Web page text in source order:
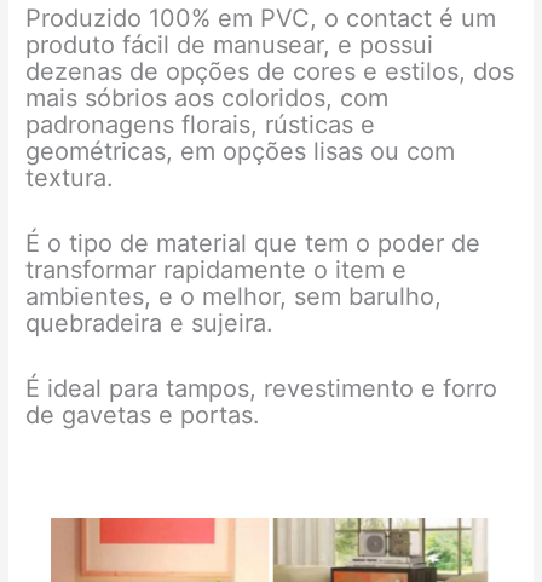
Produzido 100% em PVC, o contact é um
produto fácil de manusear, e possui
dezenas de opções de cores e estilos, dos
mais sóbrios aos coloridos, com
padronagens florais, rústicas e
geométricas, em opções lisas ou com
textura.
É o tipo de material que tem o poder de
transformar rapidamente o item e
ambientes, e o melhor, sem barulho,
quebradeira e sujeira.
É ideal para tampos, revestimento e forro
de gavetas e portas.